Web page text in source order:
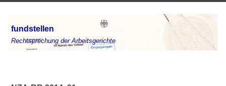
fundstellen
Rechtsprechung der Arbeitsgerichte